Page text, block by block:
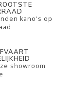
kano's op
showroom